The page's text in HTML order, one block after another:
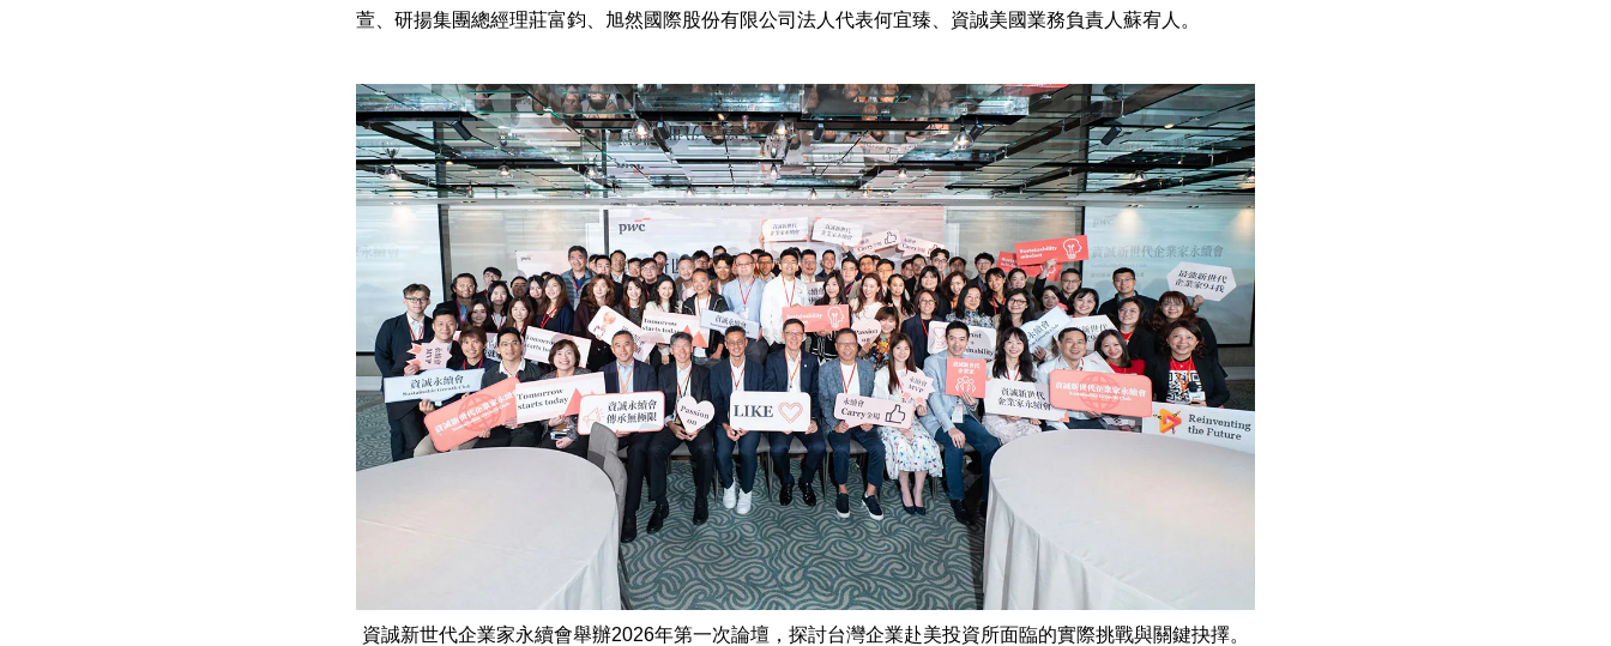
萱、研揚集團總經理莊富鈞、旭然國際股份有限公司法人代表何宜臻、資誠美國業務負責人蘇宥人。
資誠新世代企業家永續會舉辦2026年第一次論壇，探討台灣企業赴美投資所面臨的實際挑戰與關鍵抉擇。